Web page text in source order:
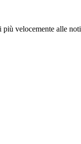
più velocemente alle